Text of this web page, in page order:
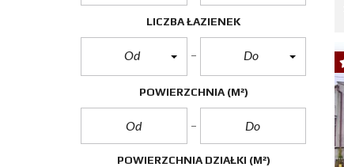
LICZBA ŁAZIENEK
Od Do
POWIERZCHNIA (M²)
POWIERZCHNIA DZIAŁKI (M²)